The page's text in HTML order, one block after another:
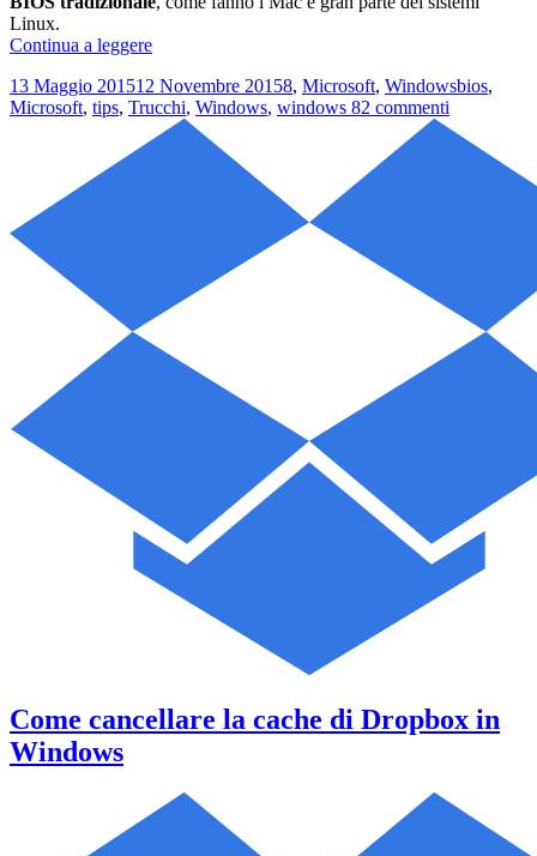
Linux.
Continua a leggereCome
al
BIOS
su
Scritto
il
13 Maggio 201512 Novembre 2015Categorie
8, Microsoft, WindowsTag
bios,
Microsoft, tips, Trucchi, Windows, windows 82 commenti
Come
accedere
Come cancellare la cache di Dropbox in
Windows